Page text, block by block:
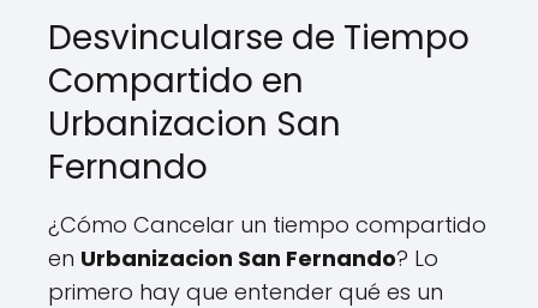
Desvincularse de Tiempo
Compartido en
Urbanizacion San
Fernando
¿Cómo Cancelar un tiempo compartido
en Urbanizacion San Fernando? Lo
primero hay que entender qué es un